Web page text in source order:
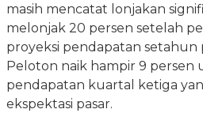
masih mencatat lonjakan
melonjak 20 persen setelah
proyeksi pendapatan setahun
Peloton naik hampir 9 persen
pendapatan kuartal ketiga
ekspektasi pasar.